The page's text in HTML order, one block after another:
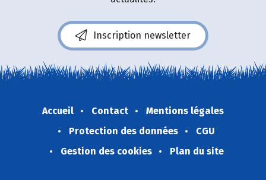
Inscription newsletter
Accueil Contact
Mentions légales
Protection des données
CGU
Gestion des cookies
Plan du site